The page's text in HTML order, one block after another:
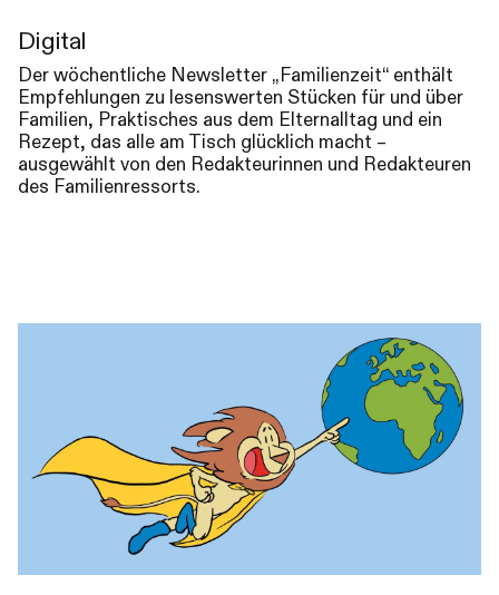
Digital
Der wöchentliche Newsletter „Familienzeit“ enthält
Empfehlungen zu lesenswerten Stücken für und über
Familien, Praktisches aus dem Elternalltag und ein
Rezept, das alle am Tisch glücklich macht –
ausgewählt von den Redakteurinnen und Redakteuren
des Familienressorts.